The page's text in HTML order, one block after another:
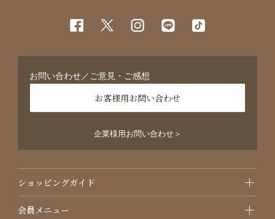
お問い合わせ／ご意見・ご感想
お客様用お問い合わせ
企業様用お問い合わせ＞
ショッピングガイド
会員メニュー